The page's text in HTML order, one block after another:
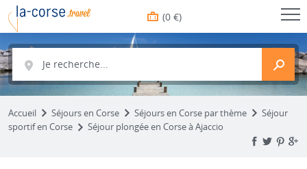
(0 €)
Je recherche...
Accueil Séjours en Corse Séjours en Corse par thème
Séjour
sportif en Corse
Séjour plongée en Corse à Ajaccio